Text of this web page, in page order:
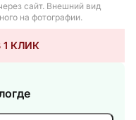
сайт. Внешний вид
на фотографии.
1 КЛИК